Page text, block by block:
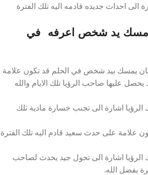
الى احداث جديده قادمه اليه تلك الفترة
امسك يد شخص اعرفه في
يمسك بيد شخص في الحلم قد تكون علامة
عليها صاحب الرؤيا تلك الايام والله
اشارة الى تجنب خسارة مادية تلك
علامة على حدث سعيد قادم اليه تلك الفترة
الرؤيا اشارة الى تحول جيد يحدث لصاحب
بفضل الله.